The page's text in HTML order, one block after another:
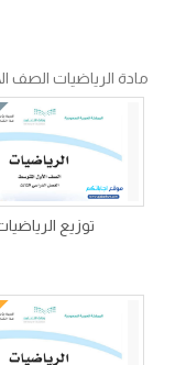
مادة الرياضيات الصف
توزيع